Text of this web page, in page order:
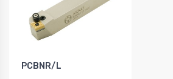
PCBNR/L